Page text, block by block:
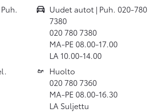
Uudet autot | Puh. 020-780
7380
020 780 7380
MA-PE 08.00-17.00
LA 10.00-14.00
Huolto
020 780 7360
MA-PE 08.00-16.30
LA Suljettu